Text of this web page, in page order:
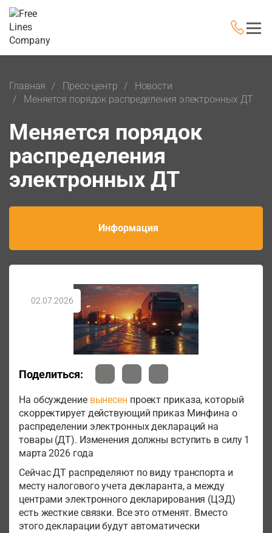
Главная Пресс-центр
Новости
Меняется порядок распределения электронных ДТ
Меняется порядок
распределения
электронных ДТ
Информация
02.07.2026
Поделиться:
На обсуждение вынесен проект приказа, который
скорректирует действующий приказ Минфина о
распределении электронных деклараций на
товары (ДТ). Изменения должны вступить в силу 1
марта 2026 года
Сейчас ДТ распределяют по виду транспорта и
месту налогового учета декларанта, а между
центрами электронного декларирования (ЦЭД)
есть жесткие связки. Все это отменят. Вместо
этого декларации будут автоматически